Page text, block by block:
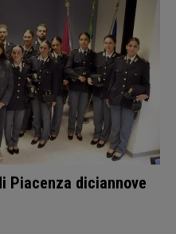
Piacenza diciannove